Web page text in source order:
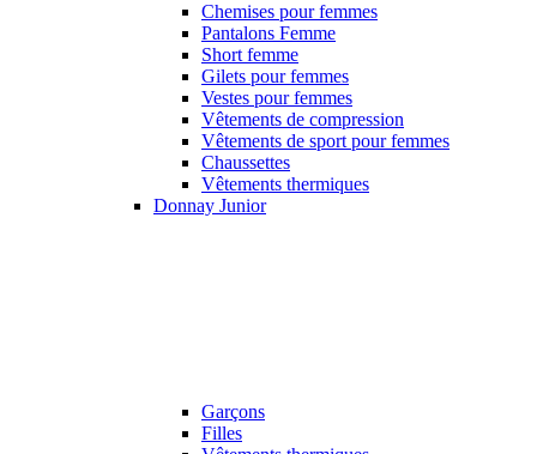
Chemises pour femmes
Pantalons Femme
Short femme
Gilets pour femmes
Vestes pour femmes
Vêtements de compression
Vêtements de sport pour femmes
Chaussettes
Vêtements thermiques
Donnay Junior
Garçons
Filles